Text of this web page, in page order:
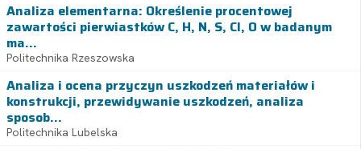
Analiza elementarna: Określenie procentowej
zawartości pierwiastków C, H, N, S, Cl, O w badanym
ma...
Politechnika Rzeszowska
Analiza i ocena przyczyn uszkodzeń materiałów i
konstrukcji, przewidywanie uszkodzeń, analiza
sposob...
Politechnika Lubelska